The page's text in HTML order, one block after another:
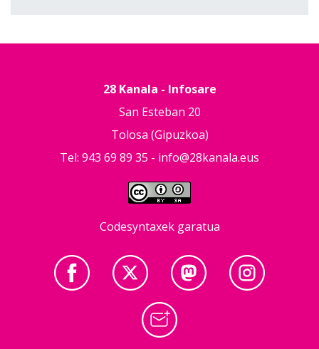
28 Kanala - Infosare
San Esteban 20
Tolosa (Gipuzkoa)
Tel: 943 69 89 35 - info@28kanala.eus
Codesyntaxek garatua